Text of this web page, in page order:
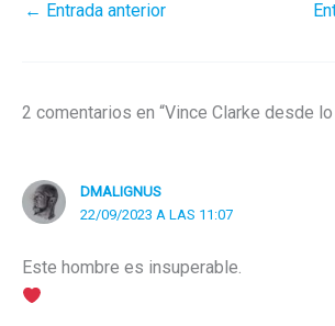
← Entrada anterior
2 comentarios en “Vince Clarke desde
DMALIGNUS
22/09/2023 A LAS 11:07
Este hombre es insuperable.